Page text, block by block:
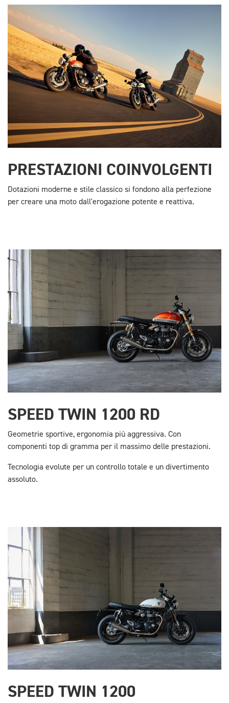
PRESTAZIONI COINVOLGENTI
Dotazioni moderne e stile classico si fondono alla perfezione
per creare una moto dall'erogazione potente e reattiva.
SPEED TWIN 1200 RD
Geometrie sportive, ergonomia più aggressiva. Con
componenti top di gramma per il massimo delle prestazioni.
Tecnologia evolute per un controllo totale e un divertimento
assoluto.
SPEED TWIN 1200